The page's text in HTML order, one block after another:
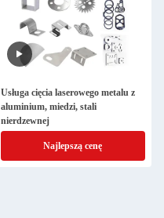
Usługa cięcia laserowego metalu z
aluminium, miedzi, stali
nierdzewnej
Najlepszą cenę